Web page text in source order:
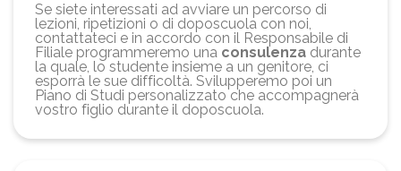
Se siete interessati ad avviare un percorso di
lezioni, ripetizioni o di doposcuola con noi,
contattateci e in accordo con il Responsabile di
Filiale programmeremo una consulenza durante
la quale, lo studente insieme a un genitore, ci
esporrà le sue difficoltà. Svilupperemo poi un
Piano di Studi personalizzato che accompagnerà
vostro figlio durante il doposcuola.